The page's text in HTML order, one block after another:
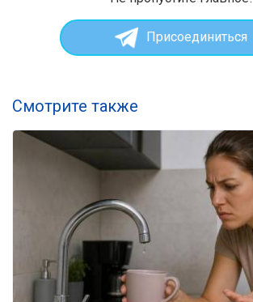
Присоединиться
Смотрите также